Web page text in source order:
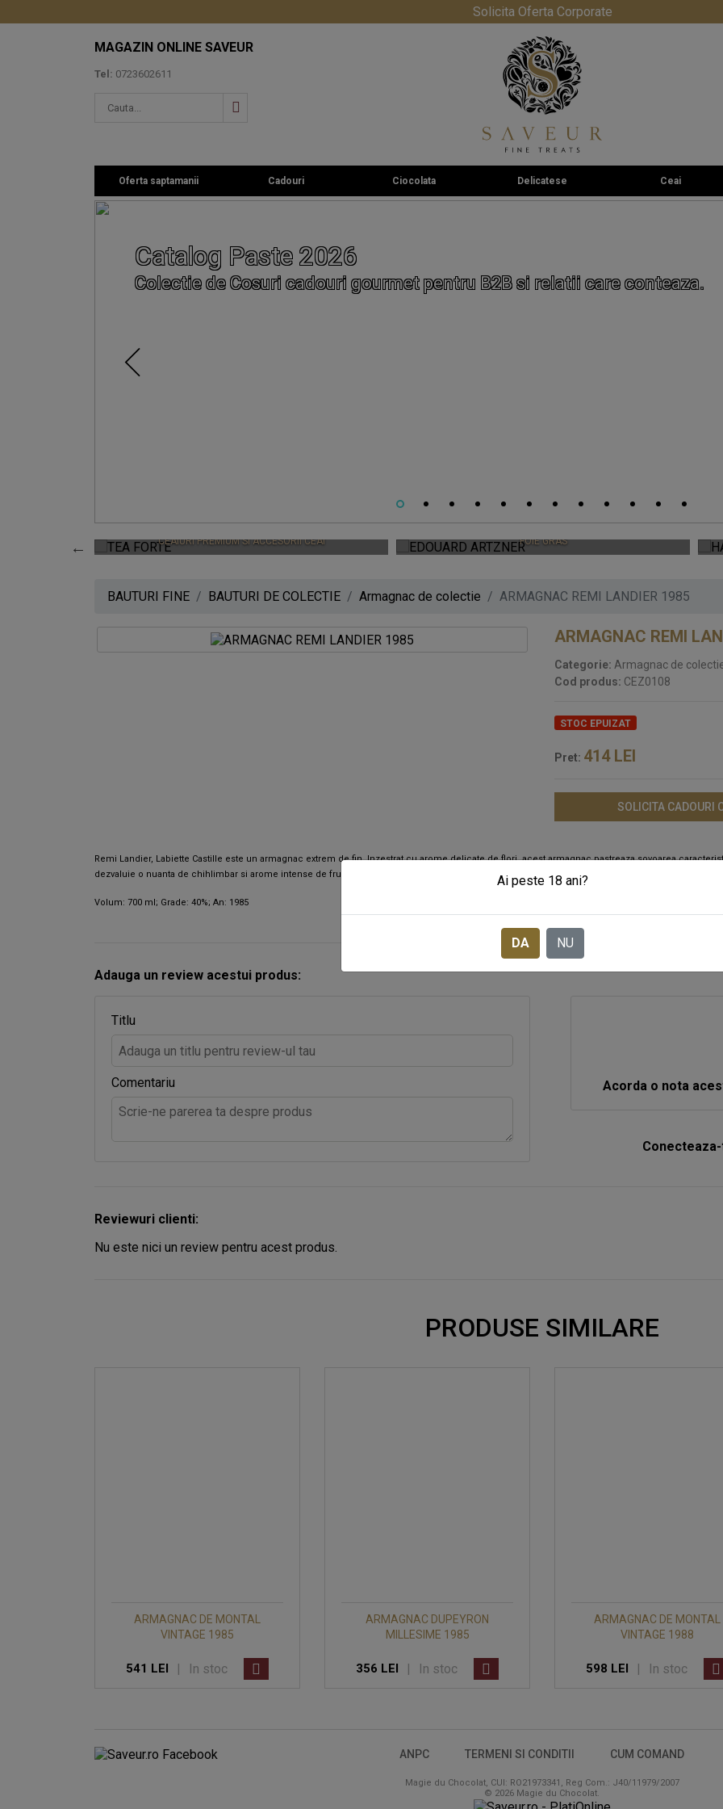
Solicita Oferta Corporate
MAGAZIN ONLINE SAVEUR
Tel: 0723602611
Oferta saptamanii Cadouri Ciocolata Delicatese Ceai
Catalog Paste 2026
Colectie de Cosuri cadouri gourmet pentru B2B si relatii care conteaza.
TEA FORTE
CEAIURI PREMIUM SI ACCESORII CEAI
EDOUARD ARTZNER
FOIE GRAS
BAUTURI FINE BAUTURI DE COLECTIE Armagnac de colectie ARMAGNAC REMI LANDIER 1985
ARMAGNAC REMI
Categorie: Armagnac de
Cod produs: CEZ0108
STOC EPUIZAT
Pret: 414LEI
SOLICITA CADOURI
Remi Landier, Labiette Castille este un armagnac extrem de fin. Inzestrat cu arome delicate de flori, acest armagnac pastreaza sovoarea
dezvaluie o nuanta de chihlimbar si arome intense de fructe si vanilie. Nu ezita sa il incerci si tu!
Volum: 700 ml; Grade: 40%; An: 1985
Adauga un review acestui produs:
Titlu
Comentariu Acorda o nota
Reviewuri clienti:
Nu este nici un review pentru acest produs.
PRODUSE SIMILARE
ARMAGNAC DE MONTAL
VINTAGE 1985
541 LEI | In stoc
ARMAGNAC DUPEYRON
MILLESIME 1985
356 LEI | In stoc
ARMAGNAC DE MONTAL
VINTAGE 1988
598 LEI | In stoc
ANPC TERMENI SI CONDITII CUM COMAND
Magie du Chocolat, CUI: RO21973341, Reg Com.: J40/11979/2007
© 2026 Magie du Chocolat.
Ai peste 18 ani?
DA NU